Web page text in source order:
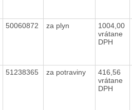
50060872 za plyn
1004,00
vrátane
DPH
51238365 za potraviny
416,56
vrátane
DPH